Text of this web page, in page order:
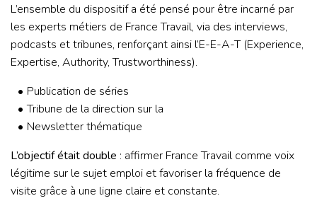
L’ensemble du dispositif a été pensé pour être incarné par
les experts métiers de France Travail, via des interviews,
podcasts et tribunes, renforçant ainsi l’E-E-A-T (Experience,
Expertise, Authority, Trustworthiness).
Publication de séries
Tribune de la direction sur la
Newsletter thématique
L’objectif était double : affirmer France Travail comme voix
légitime sur le sujet emploi et favoriser la fréquence de
visite grâce à une ligne claire et constante.